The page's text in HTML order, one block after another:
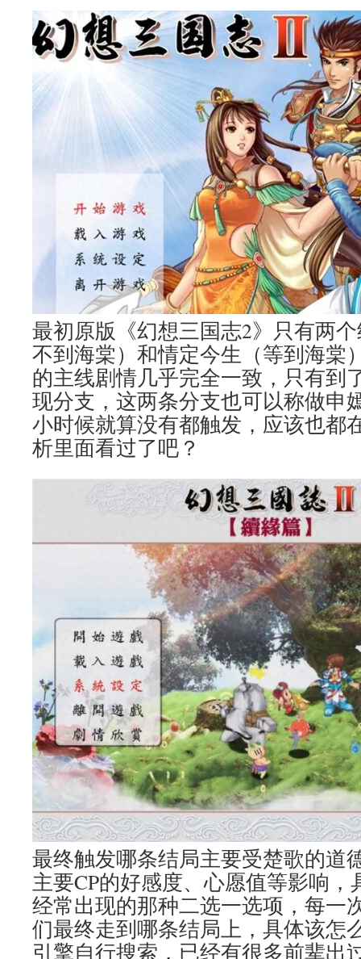
最初原版《幻想三国志2》只有两
不到海棠）和情定今生（等到海棠
的主线剧情几乎完全一致，只有到
现分支，这两条分支也可以称做申
小时候就算没有都触发，应该也都
析里面看过了吧？
最终触发哪条结局主要受楚歌的道
主要CP的好感度、心愿值等影响
经常出现的那种二选一选项，每一
们最终走到哪条结局上，具体该怎
引擎自行搜索，已经有很多前辈出